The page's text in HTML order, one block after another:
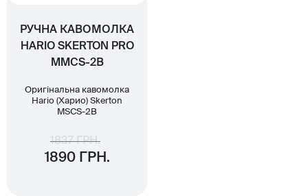
РУЧНА КАВОМОЛКА
HARIO SKERTON PRO
MMCS-2В
Оригінальна кавомолка
Hario (Харио) Skerton
MSCS-2B
1837 ГРН.
1890 ГРН.